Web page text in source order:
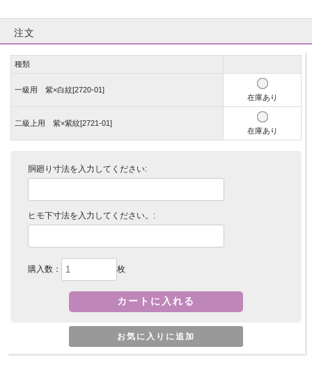
注文
種類
一級用 紫×白紋[2720-01]
在庫あり
二級上用 紫×紫紋[2721-01]
在庫あり
胴廻り寸法を入力してください:
ヒモ下寸法を入力してください。:
購入数： 枚